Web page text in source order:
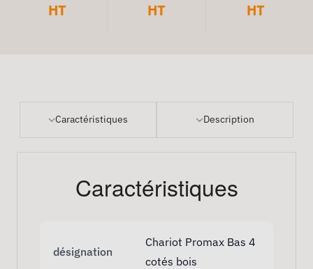
HT
HT
HT
Caractéristiques Description
Caractéristiques
désignation
Chariot Promax Bas 4
cotés bois